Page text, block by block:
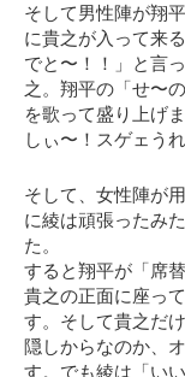
そして男性陣が翔
に貴之が入って来
でと〜！！」と言
之。翔平の「せ〜
を歌って盛り上げ
しぃ〜！スゲェう
そして、女性陣が
に綾は頑張ったみ
た。
すると翔平が「席
貴之の正面に座っ
す。そして貴之だ
隠しからなのか、
す。でも綾は「い